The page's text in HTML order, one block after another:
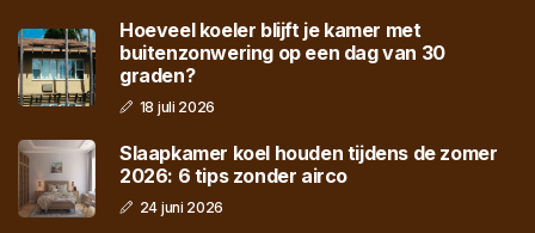
Hoeveel koeler blijft je kamer met
buitenzonwering op een dag van 30
graden?
18 juli 2026
Slaapkamer koel houden tijdens de zomer
2026: 6 tips zonder airco
24 juni 2026